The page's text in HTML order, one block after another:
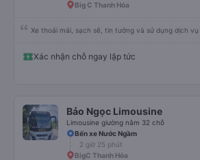
Big C Thanh Hóa
Xe thoải mái, sạch sẽ, tin tưởng và sử dụng dịch
Xác nhận chỗ ngay lập tức
Bảo Ngọc Limousine
Limousine giường nằm 32 chỗ
Bến xe Nước Ngầm
2 giờ 25 phút
BigC Thanh Hóa